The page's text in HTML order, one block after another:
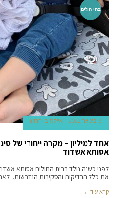
בתי חולים
3 בינואר 2022 איילת בן הרוש
אסותא אשדוד
לפני כשנה נולד בבית החולים אסותא
את כלל הבדיקות והסקירות הנדרשות.
קרא עוד ←